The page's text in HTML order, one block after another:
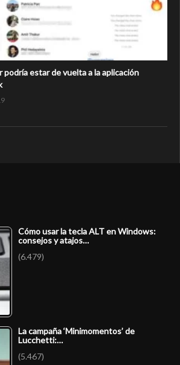
podría estar de vuelta a la aplicación
Cómo usar la tecla ALT en Windows:
consejos y atajos…
(6.479)
La campaña ‘Minimomentos’ de
Lucchetti:…
(5.467)